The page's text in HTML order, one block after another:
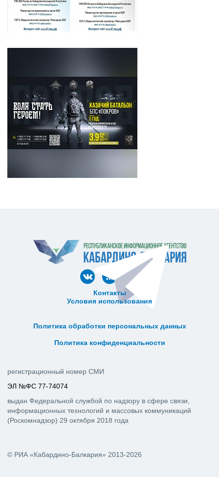
Контакты
Условия использования
Политика обработки персональных данных
Политика конфиденциальности
© РИА «Кабардино-Балкария» 2013-2026
регистрационный номер СМИ
ЭЛ №ФС 77-74074
выдан Федеральной службой по надзору в сфере связи,
информационных технологий и массовых коммуникаций
(Роскомнадзор) 29 октября 2018 года